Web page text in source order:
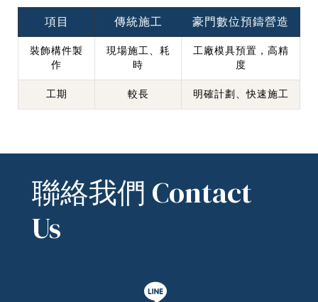
項目 傳統施工 豪門數位預鑄營造
裝飾構件製
作
現場施工、耗
時
工廠模具預置，高精
度
工期 較長 明確計劃、快速施工
聯絡我們 Contact
Us